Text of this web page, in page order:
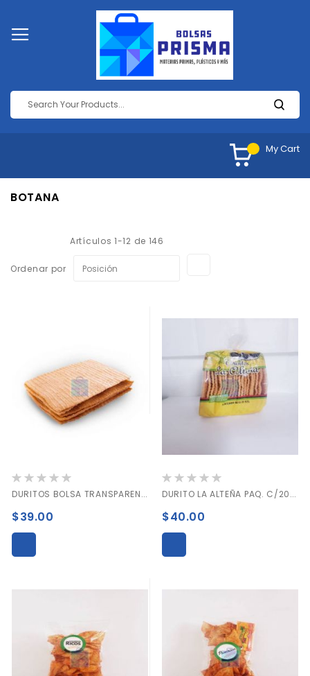
My Cart
BOTANA
Artículos 1-12 de 146
Ordenar por
Valoración:
DURITOS BOLSA TRANSPARENTE PAQ. C/20 PIEZAS
$39.00
Valoración:
DURITO LA ALTEÑA PAQ. C/20 PIEZAS.
$40.00